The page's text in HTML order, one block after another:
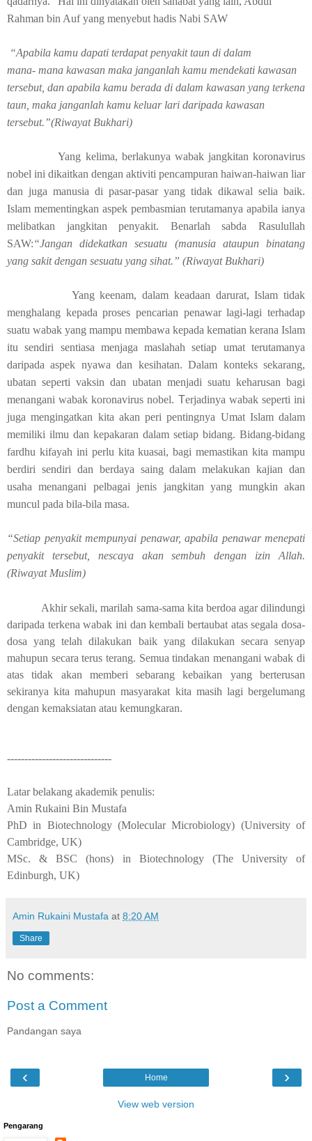
Rahman bin Auf yang menyebut hadis Nabi SAW
“Apabila kamu dapati terdapat penyakit taun di dalam
mana- mana kawasan maka janganlah kamu mendekati kawasan
tersebut, dan apabila kamu berada di dalam kawasan yang terkena
taun, maka janganlah kamu keluar lari daripada kawasan
tersebut.”(Riwayat Bukhari)
Yang kelima, berlakunya wabak jangkitan koronavirus
nobel ini dikaitkan dengan aktiviti pencampuran haiwan-haiwan liar
dan juga manusia di pasar-pasar yang tidak dikawal selia baik.
Islam mementingkan aspek pembasmian terutamanya apabila ianya
melibatkan jangkitan penyakit. Benarlah sabda Rasulullah
SAW:“Jangan didekatkan sesuatu (manusia ataupun binatang
yang sakit dengan sesuatu yang sihat.” (Riwayat Bukhari)
Yang keenam, dalam keadaan darurat, Islam tidak
menghalang kepada proses pencarian penawar lagi-lagi terhadap
suatu wabak yang mampu membawa kepada kematian kerana Islam
itu sendiri sentiasa menjaga maslahah setiap umat terutamanya
daripada aspek nyawa dan kesihatan. Dalam konteks sekarang,
ubatan seperti vaksin dan ubatan menjadi suatu keharusan bagi
menangani wabak koronavirus nobel. Terjadinya wabak seperti ini
juga mengingatkan kita akan peri pentingnya Umat Islam dalam
memiliki ilmu dan kepakaran dalam setiap bidang. Bidang-bidang
fardhu kifayah ini perlu kita kuasai, bagi memastikan kita mampu
berdiri sendiri dan berdaya saing dalam melakukan kajian dan
usaha menangani pelbagai jenis jangkitan yang mungkin akan
muncul pada bila-bila masa.
“Setiap penyakit mempunyai penawar, apabila penawar menepati
penyakit tersebut, nescaya akan sembuh dengan izin Allah.
(Riwayat Muslim)
Akhir sekali, marilah sama-sama kita berdoa agar dilindungi
daripada terkena wabak ini dan kembali bertaubat atas segala dosa-
dosa yang telah dilakukan baik yang dilakukan secara senyap
mahupun secara terus terang. Semua tindakan menangani wabak di
atas tidak akan memberi sebarang kebaikan yang berterusan
sekiranya kita mahupun masyarakat kita masih lagi bergelumang
dengan kemaksiatan atau kemungkaran.
------------------------------
Latar belakang akademik penulis:
Amin Rukaini Bin Mustafa
PhD in Biotechnology (Molecular Microbiology) (University of
Cambridge, UK)
MSc. & BSC (hons) in Biotechnology (The University of
Edinburgh, UK)
Amin Rukaini Mustafa at 8:20 AM
Share
No comments:
Post a Comment
Pandangan saya
‹ ›
Home
View web version
Pengarang